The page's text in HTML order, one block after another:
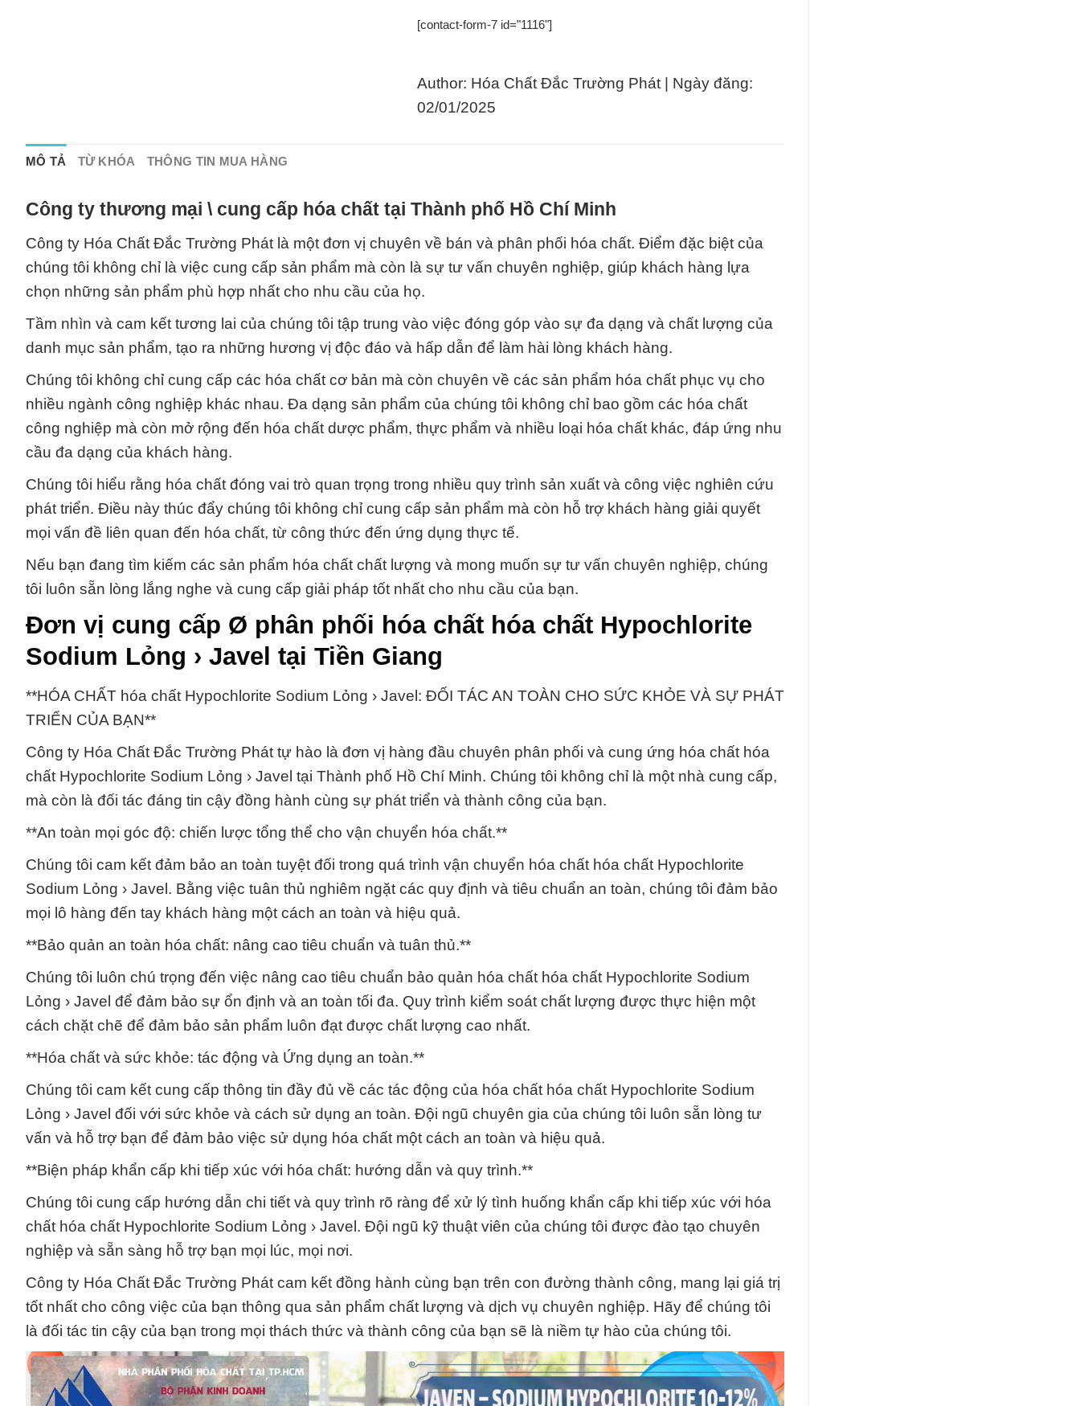
[contact-form-7 id="1116"]
Author: Hóa Chất Đắc Trường Phát | Ngày đăng:
02/01/2025
MÔ TẢ TỪ KHÓA THÔNG TIN MUA HÀNG
Công ty thương mại \ cung cấp hóa chất tại Thành phố Hồ Chí Minh
Công ty Hóa Chất Đắc Trường Phát là một đơn vị chuyên về bán và phân phối hóa chất. Điểm đặc biệt của
chúng tôi không chỉ là việc cung cấp sản phẩm mà còn là sự tư vấn chuyên nghiệp, giúp khách hàng lựa
chọn những sản phẩm phù hợp nhất cho nhu cầu của họ.
Tầm nhìn và cam kết tương lai của chúng tôi tập trung vào việc đóng góp vào sự đa dạng và chất lượng của
danh mục sản phẩm, tạo ra những hương vị độc đáo và hấp dẫn để làm hài lòng khách hàng.
Chúng tôi không chỉ cung cấp các hóa chất cơ bản mà còn chuyên về các sản phẩm hóa chất phục vụ cho
nhiều ngành công nghiệp khác nhau. Đa dạng sản phẩm của chúng tôi không chỉ bao gồm các hóa chất
công nghiệp mà còn mở rộng đến hóa chất dược phẩm, thực phẩm và nhiều loại hóa chất khác, đáp ứng nhu
cầu đa dạng của khách hàng.
Chúng tôi hiểu rằng hóa chất đóng vai trò quan trọng trong nhiều quy trình sản xuất và công việc nghiên cứu
phát triển. Điều này thúc đẩy chúng tôi không chỉ cung cấp sản phẩm mà còn hỗ trợ khách hàng giải quyết
mọi vấn đề liên quan đến hóa chất, từ công thức đến ứng dụng thực tế.
Nếu bạn đang tìm kiếm các sản phẩm hóa chất chất lượng và mong muốn sự tư vấn chuyên nghiệp, chúng
tôi luôn sẵn lòng lắng nghe và cung cấp giải pháp tốt nhất cho nhu cầu của bạn.
Đơn vị cung cấp Ø phân phối hóa chất hóa chất Hypochlorite
Sodium Lỏng › Javel tại Tiền Giang
**HÓA CHẤT hóa chất Hypochlorite Sodium Lỏng › Javel: ĐỐI TÁC AN TOÀN CHO SỨC KHỎE VÀ SỰ PHÁT
TRIỂN CỦA BẠN**
Công ty Hóa Chất Đắc Trường Phát tự hào là đơn vị hàng đầu chuyên phân phối và cung ứng hóa chất hóa
chất Hypochlorite Sodium Lỏng › Javel tại Thành phố Hồ Chí Minh. Chúng tôi không chỉ là một nhà cung cấp,
mà còn là đối tác đáng tin cậy đồng hành cùng sự phát triển và thành công của bạn.
**An toàn mọi góc độ: chiến lược tổng thể cho vận chuyển hóa chất.**
Chúng tôi cam kết đảm bảo an toàn tuyệt đối trong quá trình vận chuyển hóa chất hóa chất Hypochlorite
Sodium Lỏng › Javel. Bằng việc tuân thủ nghiêm ngặt các quy định và tiêu chuẩn an toàn, chúng tôi đảm bảo
mọi lô hàng đến tay khách hàng một cách an toàn và hiệu quả.
**Bảo quản an toàn hóa chất: nâng cao tiêu chuẩn và tuân thủ.**
Chúng tôi luôn chú trọng đến việc nâng cao tiêu chuẩn bảo quản hóa chất hóa chất Hypochlorite Sodium
Lỏng › Javel để đảm bảo sự ổn định và an toàn tối đa. Quy trình kiểm soát chất lượng được thực hiện một
cách chặt chẽ để đảm bảo sản phẩm luôn đạt được chất lượng cao nhất.
**Hóa chất và sức khỏe: tác động và Ứng dụng an toàn.**
Chúng tôi cam kết cung cấp thông tin đầy đủ về các tác động của hóa chất hóa chất Hypochlorite Sodium
Lỏng › Javel đối với sức khỏe và cách sử dụng an toàn. Đội ngũ chuyên gia của chúng tôi luôn sẵn lòng tư
vấn và hỗ trợ bạn để đảm bảo việc sử dụng hóa chất một cách an toàn và hiệu quả.
**Biện pháp khẩn cấp khi tiếp xúc với hóa chất: hướng dẫn và quy trình.**
Chúng tôi cung cấp hướng dẫn chi tiết và quy trình rõ ràng để xử lý tình huống khẩn cấp khi tiếp xúc với hóa
chất hóa chất Hypochlorite Sodium Lỏng › Javel. Đội ngũ kỹ thuật viên của chúng tôi được đào tạo chuyên
nghiệp và sẵn sàng hỗ trợ bạn mọi lúc, mọi nơi.
Công ty Hóa Chất Đắc Trường Phát cam kết đồng hành cùng bạn trên con đường thành công, mang lại giá trị
tốt nhất cho công việc của bạn thông qua sản phẩm chất lượng và dịch vụ chuyên nghiệp. Hãy để chúng tôi
là đối tác tin cậy của bạn trong mọi thách thức và thành công của bạn sẽ là niềm tự hào của chúng tôi.